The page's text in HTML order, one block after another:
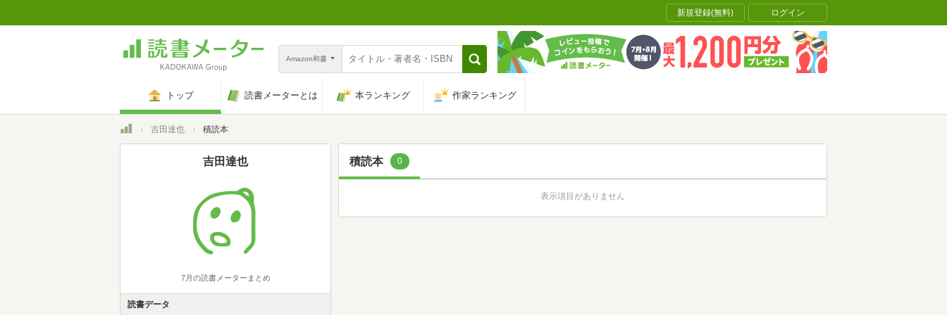
新規登録(無料) ログイン
Amazon和書
トップ 読書メーターとは 本ランキング 作家ランキング
トップ吉田達也 積読本
積読本 0
表示項目がありません
吉田達也
7月の読書メーターまとめ
読書データ